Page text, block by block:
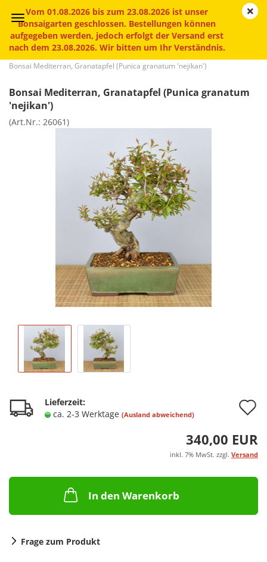
Vom 01.08.2026 bis zum 23.08.2026 ist unser
Bonsaigarten geschlossen. Bestellungen können
aufgegeben werden, jedoch erfolgt der Versand erst
nach dem 23.08.2026. Wir bitten um Ihr Verständnis.
Startseite » Bonsai » Mediterrane Bonsai »
Bonsai Mediterran, Granatapfel (Punica granatum 'nejikan')
Bonsai Mediterran, Granatapfel (Punica granatum
'nejikan')
(Art.Nr.: 26061)
Lieferzeit:
ca. 2-3 Werktage (Ausland abweichend)
340,00 EUR
inkl. 7% MwSt. zzgl. Versand
In den Warenkorb
Frage zum Produkt